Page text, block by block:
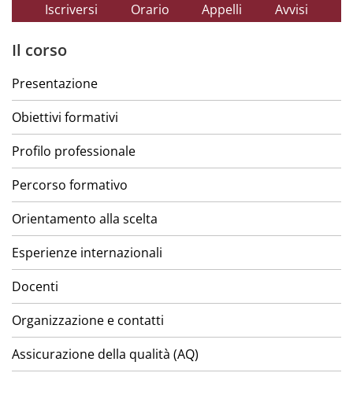
Iscriversi Orario Appelli Avvisi
Il corso
Presentazione
Obiettivi formativi
Profilo professionale
Percorso formativo
Orientamento alla scelta
Esperienze internazionali
Docenti
Organizzazione e contatti
Assicurazione della qualità (AQ)